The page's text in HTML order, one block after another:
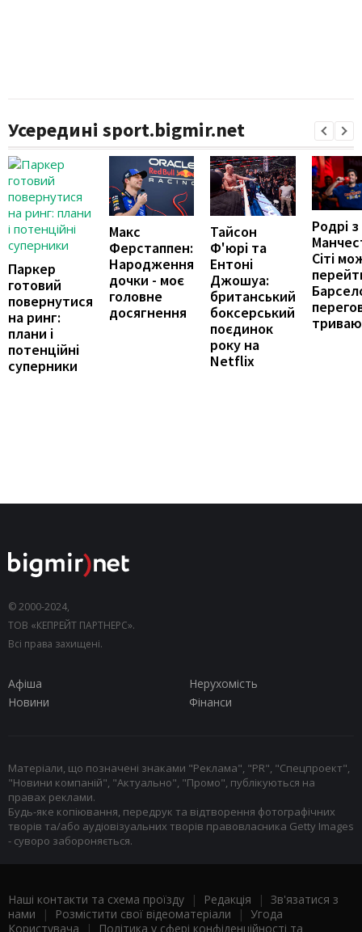
Усередині sport.bigmir.net
Паркер
готовий
повернутися
на ринг:
плани і
потенційні
суперники
Макс
Ферстаппен:
Народження
дочки - моє
головне
досягнення
Тайсон
Ф'юрі та
Ентоні
Джошуа:
британський
боксерський
поєдинок
року на
Netflix
Родрі з
Сіті
© 2000-2024,
ТОВ «КЕПРЕЙТ ПАРТНЕРС».
Всі права захищені.
Афіша
Нерухомість
Новини
Фінанси
Матеріали, що позначені знаками "Реклама", "PR", "Спецпроект",
"Новини компаній", "Актуально", "Промо", публікуються на
правах реклами.
Будь-яке копіювання, передрук та відтворення фотографічних
творів та/або аудіовізуальних творів правовласника Getty Images
- суворо забороняється.
Наші контакти та схема проїзду | Редакція | Зв'язатися з
нами | Розмістити свої відеоматеріали | Угода
Користувача | Політика у сфері конфіденційності та